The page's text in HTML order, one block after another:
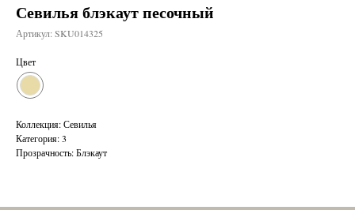
Севилья блэкаут песочный
Артикул: SKU014325
Цвет
Коллекция: Севилья
Категория: 3
Прозрачность: Блэкаут